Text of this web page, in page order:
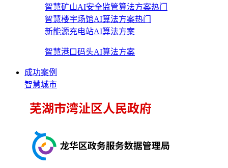
智慧矿山AI安全监管算法方案热门
智慧楼宇场馆AI算法方案热门
新能源充电站AI算法方案
智慧港口码头AI算法方案
成功案例
智慧城市